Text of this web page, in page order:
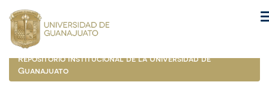
navigation
Repositorio Institucional de la Universidad de
Guanajuato